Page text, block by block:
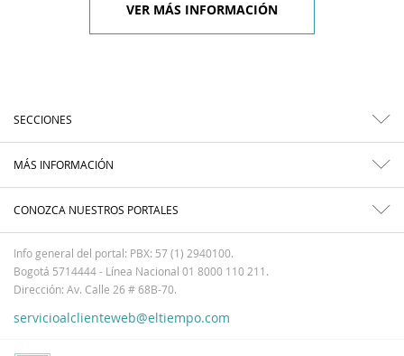
VER MÁS INFORMACIÓN
SECCIONES
MÁS INFORMACIÓN
CONOZCA NUESTROS PORTALES
Info general del portal: PBX: 57 (1) 2940100.
Bogotá 5714444 - Línea Nacional 01 8000 110 211.
Dirección: Av. Calle 26 # 68B-70.
servicioalclienteweb@eltiempo.com